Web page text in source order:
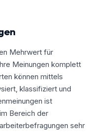
Mehrwert für
Meinungen komplett
können mittels
klassifiziert und
ist
Bereich der
sehr